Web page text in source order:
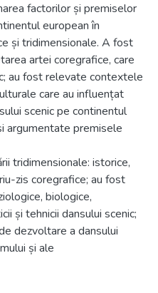
factorilor și premiselor
european în
și tridimensionale. A fost
artei coregrafice, care
au fost relevate contextele
care au influențat
scenic pe continentul
argumentate premisele
tridimensionale: istorice,
zis coregrafice; au fost
biologice,
și tehnicii dansului scenic;
dezvoltare a dansului
și ale